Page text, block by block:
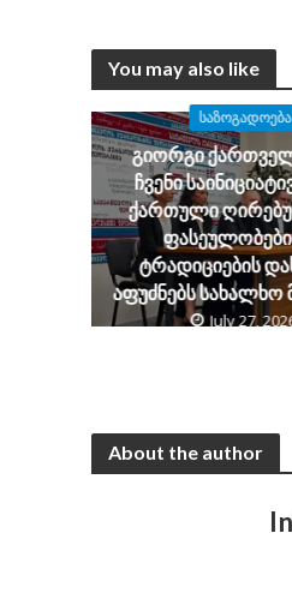
You may also like
ᲡᲐᲖᲝᲒᲐᲓᲝᲔᲑᲐ
გიორგი
ჩვენი
ქართული
ტრადიციების
აფუძნებს სახალხო
July 27,
About the author